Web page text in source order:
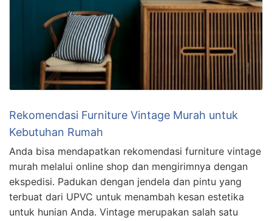
Rekomendasi Furniture Vintage Murah untuk
Kebutuhan Rumah
Anda bisa mendapatkan rekomendasi furniture vintage
murah melalui online shop dan mengirimnya dengan
ekspedisi. Padukan dengan jendela dan pintu yang
terbuat dari UPVC untuk menambah kesan estetika
untuk hunian Anda. Vintage merupakan salah satu